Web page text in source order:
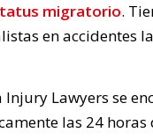
migratorio.
en accidentes
Injury Lawyers se
las 24 horas